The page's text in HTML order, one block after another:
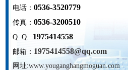
电话： 0536-3520779
传真： 0536-3200510
Q Q: 1975414558
邮箱： 1975414558@qq.com
网址:www.youganghangmoguan.com